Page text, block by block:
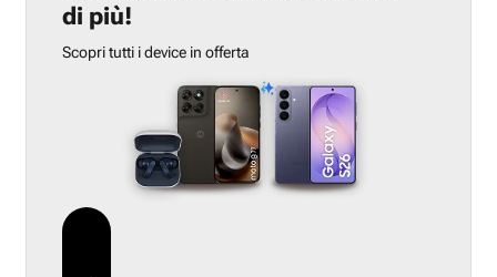
di più!
Scopri tutti i device in offerta